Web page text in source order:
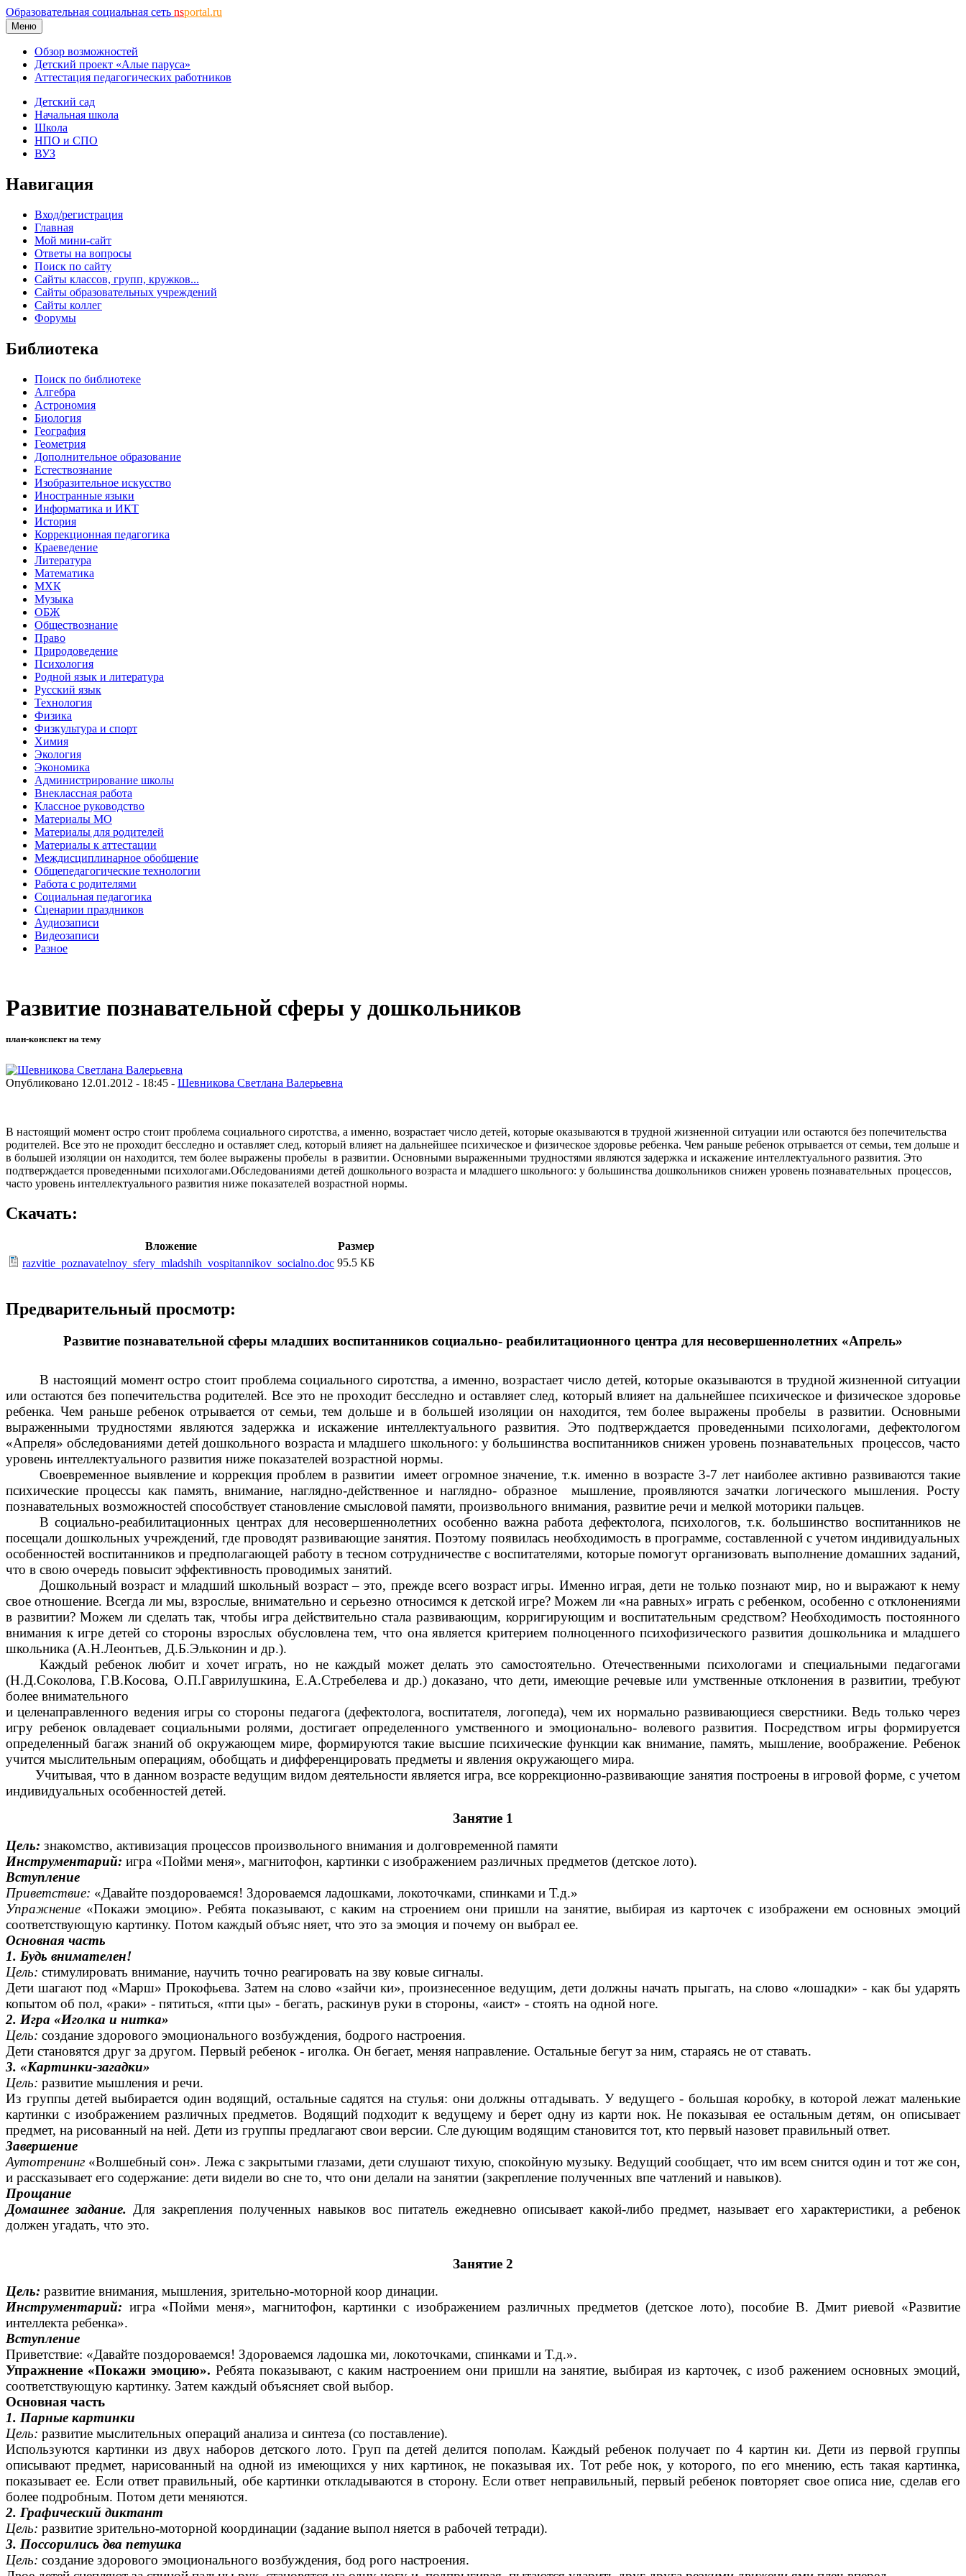
Образовательная социальная сеть nsportal.ru
Меню
Обзор возможностей
Детский проект «Алые паруса»
Аттестация педагогических работников
Детский сад
Начальная школа
Школа
НПО и СПО
ВУЗ
Навигация
Вход/регистрация
Главная
Мой мини-сайт
Ответы на вопросы
Поиск по сайту
Сайты классов, групп, кружков...
Сайты образовательных учреждений
Сайты коллег
Форумы
Библиотека
Поиск по библиотеке
Алгебра
Астрономия
Биология
География
Геометрия
Дополнительное образование
Естествознание
Изобразительное искусство
Иностранные языки
Информатика и ИКТ
История
Коррекционная педагогика
Краеведение
Литература
Математика
МХК
Музыка
ОБЖ
Обществознание
Право
Природоведение
Психология
Родной язык и литература
Русский язык
Технология
Физика
Физкультура и спорт
Химия
Экология
Экономика
Администрирование школы
Внеклассная работа
Классное руководство
Материалы МО
Материалы для родителей
Материалы к аттестации
Междисциплинарное обобщение
Общепедагогические технологии
Работа с родителями
Социальная педагогика
Сценарии праздников
Аудиозаписи
Видеозаписи
Разное
Развитие познавательной сферы у дошкольников
план-конспект на тему
Опубликовано 12.01.2012 - 18:45 - Шевникова Светлана Валерьевна
В настоящий момент остро стоит проблема социального сиротства, а именно, возрастает число детей, которые оказываются в трудной жизненной ситуации или остаются без попечительства
родителей. Все это не проходит бесследно и оставляет след, который влияет на дальнейшее психическое и физическое здоровье ребенка. Чем раньше ребенок отрывается от семьи, тем дольше и
в большей изоляции он находится, тем более выражены пробелы в развитии. Основными выраженными трудностями являются задержка и искажение интеллектуального развития. Это
подтверждается проведенными психологами.Обследованиями детей дошкольного возраста и младшего школьного: у большинства дошкольников снижен уровень познавательных процессов,
часто уровень интеллектуального развития ниже показателей возрастной нормы.
Скачать:
Вложение
Размер
razvitie_poznavatelnoy_sfery_mladshih_vospitannikov_socialno.doc 95.5 КБ
Предварительный просмотр:
Развитие познавательной сферы младших воспитанников социально- реабилитационного центра для несовершеннолетних «Апрель»
В настоящий момент остро стоит проблема социального сиротства, а именно, возрастает число детей, которые оказываются в трудной жизненной ситуации
или остаются без попечительства родителей. Все это не проходит бесследно и оставляет след, который влияет на дальнейшее психическое и физическое здоровье
ребенка. Чем раньше ребенок отрывается от семьи, тем дольше и в большей изоляции он находится, тем более выражены пробелы в развитии. Основными
выраженными трудностями являются задержка и искажение интеллектуального развития. Это подтверждается проведенными психологами, дефектологом
«Апреля» обследованиями детей дошкольного возраста и младшего школьного: у большинства воспитанников снижен уровень познавательных процессов, часто
уровень интеллектуального развития ниже показателей возрастной нормы.
Своевременное выявление и коррекция проблем в развитии имеет огромное значение, т.к. именно в возрасте 3-7 лет наиболее активно развиваются такие
психические процессы как память, внимание, наглядно-действенное и наглядно- образное мышление, проявляются зачатки логического мышления. Росту
познавательных возможностей способствует становление смысловой памяти, произвольного внимания, развитие речи и мелкой моторики пальцев.
В социально-реабилитационных центрах для несовершеннолетних особенно важна работа дефектолога, психологов, т.к. большинство воспитанников не
посещали дошкольных учреждений, где проводят развивающие занятия. Поэтому появилась необходимость в программе, составленной с учетом индивидуальных
особенностей воспитанников и предполагающей работу в тесном сотрудничестве с воспитателями, которые помогут организовать выполнение домашних заданий,
что в свою очередь повысит эффективность проводимых занятий.
Дошкольный возраст и младший школьный возраст – это, прежде всего возраст игры. Именно играя, дети не только познают мир, но и выражают к нему
свое отношение. Всегда ли мы, взрослые, внимательно и серьезно относимся к детской игре? Можем ли «на равных» играть с ребенком, особенно с отклонениями
в развитии? Можем ли сделать так, чтобы игра действительно стала развивающим, корригирующим и воспитательным средством? Необходимость постоянного
внимания к игре детей со стороны взрослых обусловлена тем, что она является критерием полноценного психофизического развития дошкольника и младшего
школьника (А.Н.Леонтьев, Д.Б.Эльконин и др.).
Каждый ребенок любит и хочет играть, но не каждый может делать это самостоятельно. Отечественными психологами и специальными педагогами
(Н.Д.Соколова, Г.В.Косова, О.П.Гаврилушкина, Е.А.Стребелева и др.) доказано, что дети, имеющие речевые или умственные отклонения в развитии, требуют
более внимательного
и целенаправленного ведения игры со стороны педагога (дефектолога, воспитателя, логопеда), чем их нормально развивающиеся сверстники. Ведь только через
игру ребенок овладевает социальными ролями, достигает определенного умственного и эмоционально- волевого развития. Посредством игры формируется
определенный багаж знаний об окружающем мире, формируются такие высшие психические функции как внимание, память, мышление, воображение. Ребенок
учится мыслительным операциям, обобщать и дифференцировать предметы и явления окружающего мира.
Учитывая, что в данном возрасте ведущим видом деятельности является игра, все коррекционно-развивающие занятия построены в игровой форме, с учетом
индивидуальных особенностей детей.
Занятие 1
Цель: знакомство, активизация процессов произвольного внимания и долговременной памяти
Инструментарий: игра «Пойми меня», магнитофон, картинки с изображением различных предметов (детское лото).
Вступление
Приветствие: «Давайте поздороваемся! Здороваемся ладошками, локоточками, спинками и Т.д.»
Упражнение «Покажи эмоцию». Ребята показывают, с каким на строением они пришли на занятие, выбирая из карточек с изображени ем основных эмоций
соответствующую картинку. Потом каждый объяс няет, что это за эмоция и почему он выбрал ее.
Основная часть
1. Будь внимателен!
Цель: стимулировать внимание, научить точно реагировать на зву ковые сигналы.
Дети шагают под «Марш» Прокофьева. Затем на слово «зайчи ки», произнесенное ведущим, дети должны начать прыгать, на слово «лошадки» - как бы ударять
копытом об пол, «раки» - пятиться, «пти цы» - бегать, раскинув руки в стороны, «аист» - стоять на одной ноге.
2. Игра «Иголка и нитка»
Цель: создание здорового эмоционального возбуждения, бодрого настроения.
Дети становятся друг за другом. Первый ребенок - иголка. Он бегает, меняя направление. Остальные бегут за ним, стараясь не от ставать.
3. «Картинки-загадки»
Цель: развитие мышления и речи.
Из группы детей выбирается один водящий, остальные садятся на стулья: они должны отгадывать. У ведущего - большая коробку, в которой лежат маленькие
картинки с изображением различных предметов. Водящий подходит к ведущему и берет одну из карти нок. Не показывая ее остальным детям, он описывает
предмет, на рисованный на ней. Дети из группы предлагают свои версии. Сле дующим водящим становится тот, кто первый назовет правильный ответ.
Завершение
Аутотренинг «Волшебный сон». Лежа с закрытыми глазами, дети слушают тихую, спокойную музыку. Ведущий сообщает, что им всем снится один и тот же сон,
и рассказывает его содержание: дети видели во сне то, что они делали на занятии (закрепление полученных впе чатлений и навыков).
Прощание
Домашнее задание. Для закрепления полученных навыков вос питатель ежедневно описывает какой-либо предмет, называет его характеристики, а ребенок
должен угадать, что это.
Занятие 2
Цель: развитие внимания, мышления, зрительно-моторной коор динации.
Инструментарий: игра «Пойми меня», магнитофон, картинки с изображением различных предметов (детское лото), пособие В. Дмит риевой «Развитие
интеллекта ребенка».
Вступление
Приветствие: «Давайте поздороваемся! Здороваемся ладошка ми, локоточками, спинками и Т.д.».
Упражнение «Покажи эмоцию». Ребята показывают, с каким настроением они пришли на занятие, выбирая из карточек, с изоб ражением основных эмоций,
соответствующую картинку. Затем каждый объясняет свой выбор.
Основная часть
1. Парные картинки
Цель: развитие мыслительных операций анализа и синтеза (со поставление).
Используются картинки из двух наборов детского лото. Груп па детей делится пополам. Каждый ребенок получает по 4 картин ки. Дети из первой группы
описывают предмет, нарисованный на одной из имеющихся у них картинок, не показывая их. Тот ребе нок, у которого, по его мнению, есть такая картинка,
показывает ее. Если ответ правильный, обе картинки откладываются в сторону. Если ответ неправильный, первый ребенок повторяет свое описа ние, сделав его
более подробным. Потом дети меняются.
2. Графический диктант
Цель: развитие зрительно-моторной координации (задание выпол няется в рабочей тетради).
3. Поссорились два петушка
Цель: создание здорового эмоционального возбуждения, бод рого настроения.